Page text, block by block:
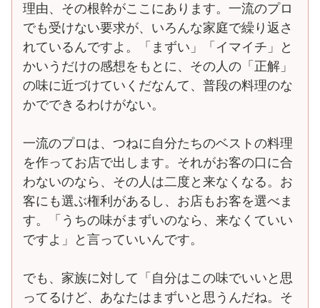
理由、その根幹がここにあります。一流のプロ
でも受けない要求が、いろんな家庭で繰り返さ
れているんですよ。「まずい」「イマイチ」と
かいうだけの感想をもとに、その人の「正解」
の味に近づけていくだなんて、普段の料理のな
かでできるわけがない。
一流のプロは、つねに自分たちのベストの料理
を作ってお店で出します。それがお客の口に合
わないのなら、その人は二度と来なくなる。お
客にも選ぶ権利があるし、お店もお客を選べま
す。「うちの味がまずいのなら、来なくていい
ですよ」と言っていいんです。
でも、家族に対して「自分はこの味でいいと思
ってるけど、あなたはまずいと思うんだね。そ